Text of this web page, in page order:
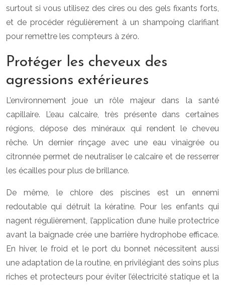
surtout si vous utilisez des cires ou des gels fixants forts,
et de procéder régulièrement à un shampoing clarifiant
pour remettre les compteurs à zéro.
Protéger les cheveux des
agressions extérieures
L’environnement joue un rôle majeur dans la santé
capillaire. L’eau calcaire, très présente dans certaines
régions, dépose des minéraux qui rendent le cheveu
rêche. Un dernier rinçage avec une eau vinaigrée ou
citronnée permet de neutraliser le calcaire et de resserrer
les écailles pour plus de brillance.
De même, le chlore des piscines est un ennemi
redoutable qui détruit la kératine. Pour les enfants qui
nagent régulièrement, l’application d’une huile protectrice
avant la baignade crée une barrière hydrophobe efficace.
En hiver, le froid et le port du bonnet nécessitent aussi
une adaptation de la routine, en privilégiant des soins plus
riches et protecteurs pour éviter l’électricité statique et la